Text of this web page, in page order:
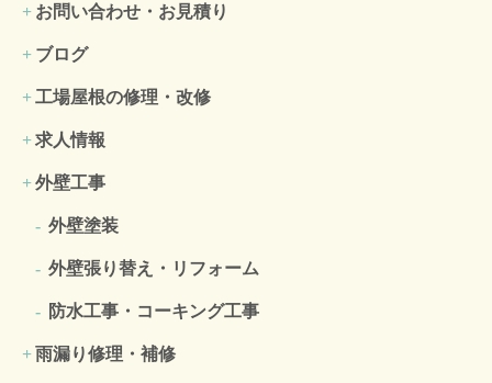
お問い合わせ・お見積り
ブログ
工場屋根の修理・改修
求人情報
外壁工事
外壁塗装
外壁張り替え・リフォーム
防水工事・コーキング工事
雨漏り修理・補修